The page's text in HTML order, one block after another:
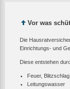
Vor was
Die
Einrichtungs- und
Diese entstehen
Feuer,
Leitungswasser